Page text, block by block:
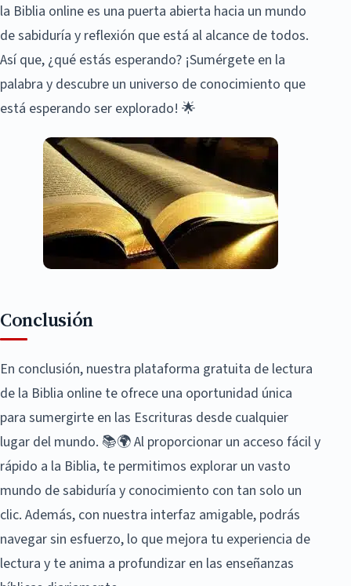
la Biblia online es una puerta abierta hacia un mundo
de sabiduría y reflexión que está al alcance de todos.
Así que, ¿qué estás esperando? ¡Sumérgete en la
palabra y descubre un universo de conocimiento que
está esperando ser explorado! 🌟
Conclusión
En conclusión, nuestra plataforma gratuita de lectura
de la Biblia online te ofrece una oportunidad única
para sumergirte en las Escrituras desde cualquier
lugar del mundo. 📚🌍 Al proporcionar un acceso fácil y
rápido a la Biblia, te permitimos explorar un vasto
mundo de sabiduría y conocimiento con tan solo un
clic. Además, con nuestra interfaz amigable, podrás
navegar sin esfuerzo, lo que mejora tu experiencia de
lectura y te anima a profundizar en las enseñanzas